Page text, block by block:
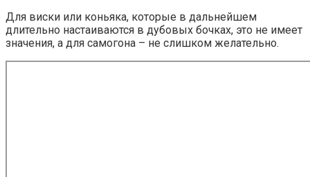
Для виски или коньяка, которые в дальнейшем
длительно настаиваются в дубовых бочках, это не имеет
значения, а для самогона – не слишком желательно.